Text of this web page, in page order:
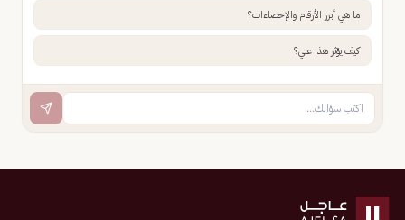
ما هي أبرز الأرقام والإحصاءات؟
كيف يؤثر هذا علي؟